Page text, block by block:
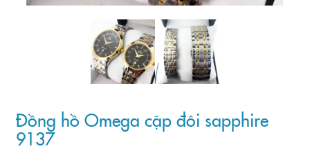
Đồng hồ Omega cặp đôi sapphire
9137